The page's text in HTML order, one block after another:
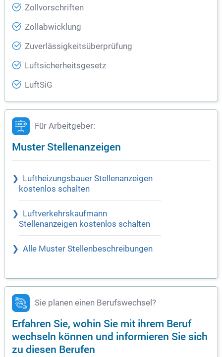
Zollvorschriften
Zollabwicklung
Zuverlässigkeitsüberprüfung
Luftsicherheitsgesetz
LuftSiG
Für Arbeitgeber:
Muster Stellenanzeigen
Luftheizungsbauer Stellenanzeigen
kostenlos schalten
Luftverkehrskaufmann
Stellenanzeigen kostenlos schalten
Alle Muster Stellenbeschreibungen
Sie planen einen Berufswechsel?
Erfahren Sie, wohin Sie mit ihrem Beruf
wechseln können und informieren Sie sich
zu diesen Berufen